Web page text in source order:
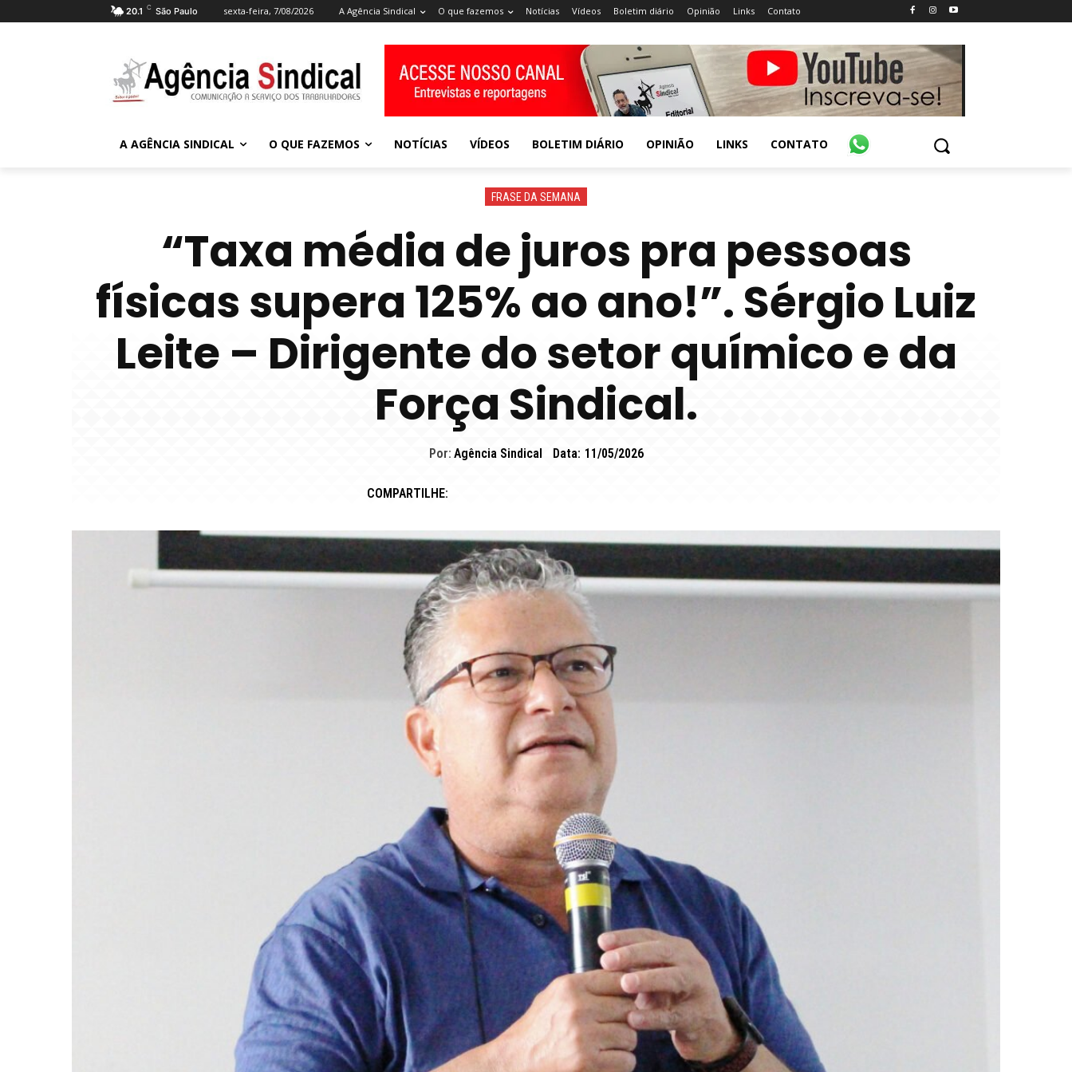
20.1 C São Paulo sexta-feira, 7/08/2026 A Agência Sindical O que fazemos Notícias Vídeos Boletim diário Opinião Links Contato
A AGÊNCIA SINDICAL O QUE FAZEMOS NOTÍCIAS VÍDEOS BOLETIM DIÁRIO OPINIÃO LINKS CONTATO
FRASE DA SEMANA
“Taxa média de juros pra pessoas
físicas supera 125% ao ano!”. Sérgio Luiz
Leite – Dirigente do setor químico e da
Força Sindical.
Por: Agência Sindical Data: 11/05/2026
COMPARTILHE: